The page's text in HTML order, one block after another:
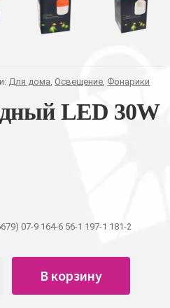
Для дома, Освещение, Фонарики
LED 30W
07-9 164-6 56-1 197-1 181-2
В корзину